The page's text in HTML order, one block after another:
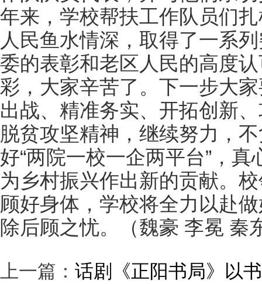
年来，学校帮扶工作队员们
人民鱼水情深，取得了一系
委的表彰和老区人民的高度
彩，大家辛苦了。下一步大
出战、精准务实、开拓创新
脱贫攻坚精神，继续努力，
好“两院一校一企两平台”，
为乡村振兴作出新的贡献。
顾好身体，学校将全力以赴
除后顾之忧。
（魏豪 李冕 秦
上一篇： 话剧《正阳书局》以